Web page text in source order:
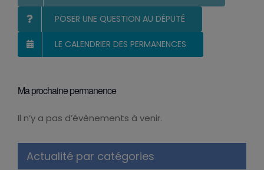
POSER UNE QUESTION AU DÉPUTÉ
LE CALENDRIER DES PERMANENCES
Ma prochaine permanence
Notice
Il n’y a pas d’évènements à venir.
Actualité par catégories